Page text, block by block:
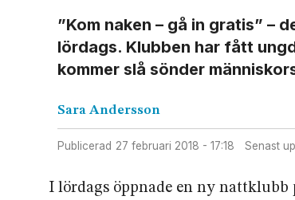
”Kom naken – gå in gratis” –
lördags. Klubben har fått
kommer slå sönder
Sara Andersson
Publicerad 27 februari 2018 - 17:18 Senast
I lördags öppnade en ny nattklubb